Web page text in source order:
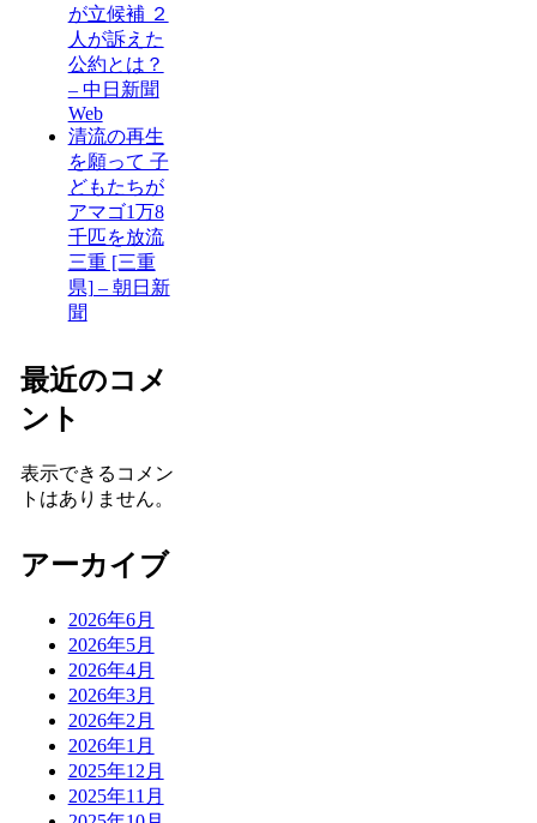
が立候補 ２
人が訴えた
公約とは？
– 中日新聞
Web
清流の再生
を願って 子
どもたちが
アマゴ1万8
千匹を放流
三重 [三重
県] – 朝日新
聞
最近のコメ
ント
表示できるコメン
トはありません。
アーカイブ
2026年6月
2026年5月
2026年4月
2026年3月
2026年2月
2026年1月
2025年12月
2025年11月